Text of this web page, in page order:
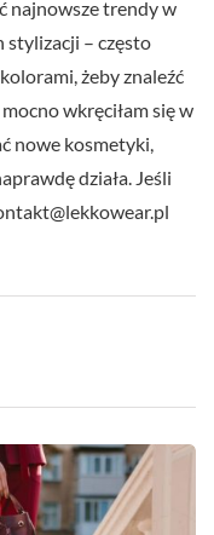
najnowsze trendy w
stylizacji – często
żeby znaleźć
wkręciłam się w
nowe kosmetyki,
działa. Jeśli